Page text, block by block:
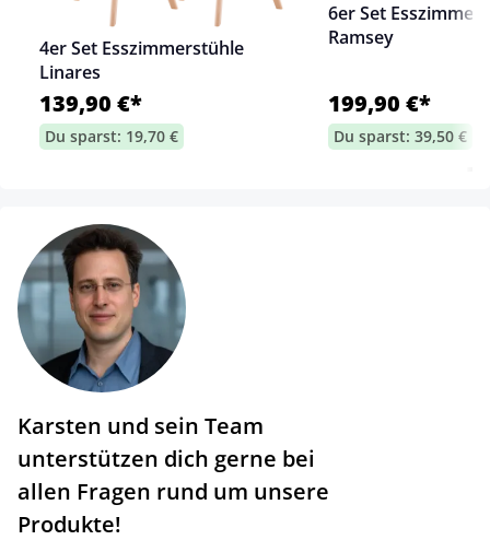
4er Set Esszimmerstühle
Linares
139,90 €*
Du sparst: 19,70 €
6er Set
Ramsey
199,90 €*
Du sparst: 39,50 €
Karsten und sein Team
unterstützen dich gerne bei
allen Fragen rund um unsere
Produkte!